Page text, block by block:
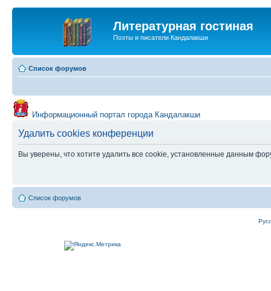
Литературная гостиная
Поэты и писатели Кандалакши
Список форумов
Информационный портал города Кандалакши
Удалить cookies конференции
Вы уверены, что хотите удалить все cookie, установленные данным
Список форумов